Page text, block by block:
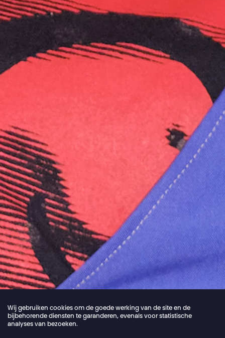
Wij gebruiken cookies om de goede werking van de site en de
bijbehorende diensten te garanderen, evenals voor statistische
analyses van bezoeken.